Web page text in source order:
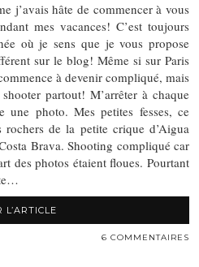
j’avais hâte de commencer à vous
mes vacances! C’est toujours
où je sens que je vous propose
sur le blog! Même si sur Paris
à devenir compliqué, mais
partout! M’arrêter à chaque
une photo. Mes petites fesses, ce
de la petite crique d’Aigua
Brava. Shooting compliqué car
des photos étaient floues. Pourtant
L’ARTICLE
6 COMMENTAIRES